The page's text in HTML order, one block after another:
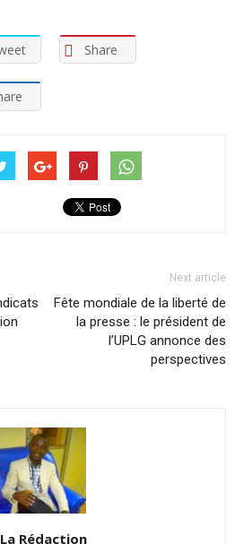
Share
Next article
Fête mondiale de la liberté de
la presse : le président de
l’UPLG annonce des
perspectives
La Rédaction